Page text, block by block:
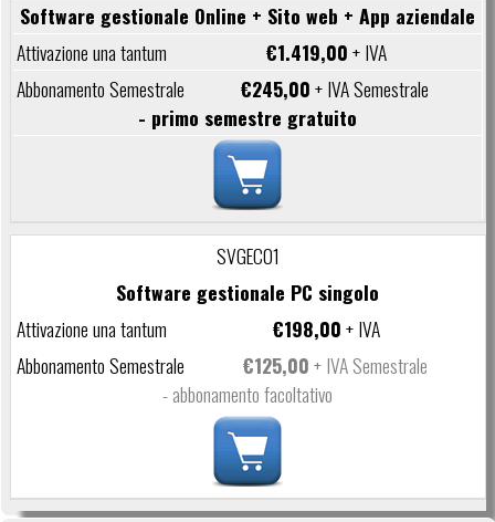
Software gestionale Online + Sito web + App aziendale
€1.419,00+ IVA
€245,00+ IVA Semestrale
- primo semestre gratuito
SVGEC01
Software gestionale PC singolo
€198,00+ IVA
€125,00+ IVA Semestrale
- abbonamento facoltativo